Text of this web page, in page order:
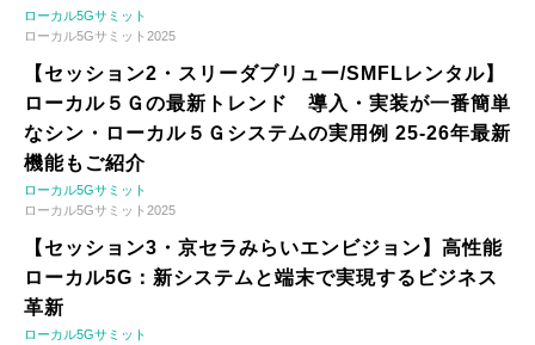
ローカル5Gサミット
ローカル5Gサミット2025
【セッション2・スリーダブリュー/SMFLレンタル】
ローカル５Ｇの最新トレンド 導入・実装が一番簡単
なシン・ローカル５Ｇシステムの実用例 25-26年最新
機能もご紹介
ローカル5Gサミット
ローカル5Gサミット2025
【セッション3・京セラみらいエンビジョン】高性能
ローカル5G：新システムと端末で実現するビジネス
革新
ローカル5Gサミット